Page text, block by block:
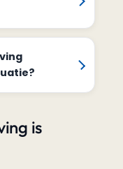
is